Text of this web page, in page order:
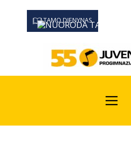
TAMO DIENYNAS
0667 19366